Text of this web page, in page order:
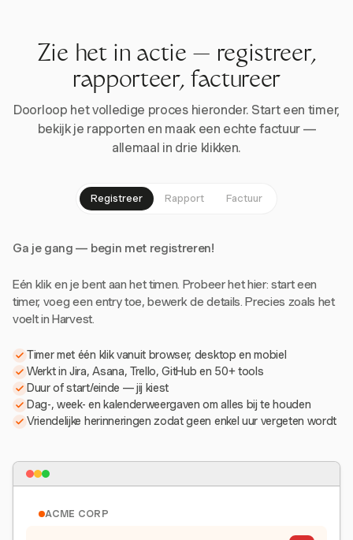
Zie het in actie — registreer,
rapporteer, factureer
Doorloop het volledige proces hieronder. Start een timer,
bekijk je rapporten en maak een echte factuur —
allemaal in drie klikken.
Registreer Rapport Factuur
Ga je gang — begin met registreren!
Eén klik en je bent aan het timen. Probeer het hier: start een
timer, voeg een entry toe, bewerk de details. Precies zoals het
voelt in Harvest.
Timer met één klik vanuit browser, desktop en mobiel
Werkt in Jira, Asana, Trello, GitHub en 50+ tools
Duur of start/einde — jij kiest
Dag-, week- en kalenderweergaven om alles bij te houden
Vriendelijke herinneringen zodat geen enkel uur vergeten wordt
ACME CORP